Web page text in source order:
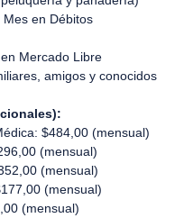
en Débitos
Mercado Libre
amigos y conocidos
$484,00 (mensual)
(mensual)
(mensual)
(mensual)
(mensual)